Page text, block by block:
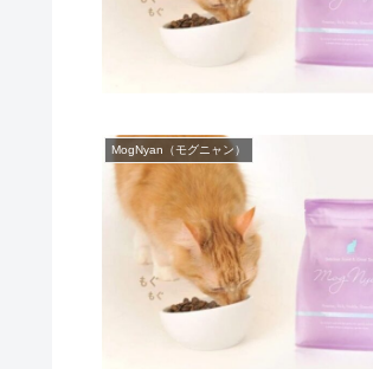
MogNyan（モグニャン）